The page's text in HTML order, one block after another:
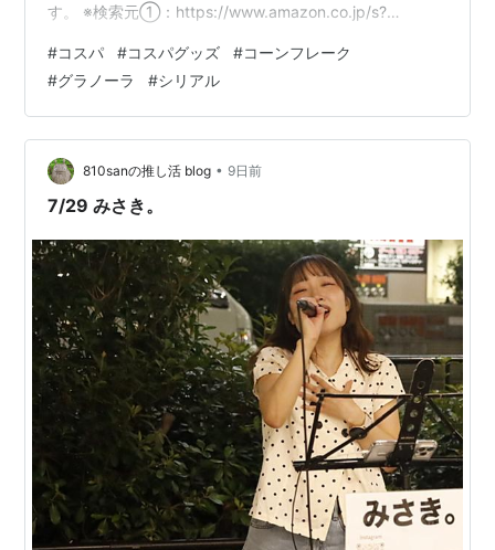
す。 ※検索元①：https://www.amazon.co.jp/s?
%E3%83%AC%E3%83%BC%E3%82%AF&i=food-
beverage&rh=n%3A57239051%2Cp_72%3A82363051
&dc&__mk_ja_JP=%E3%82%AB%E3%82%BF%E3%82%
A…
#コスパ #コスパグッズ #コーンフレーク
#グラノーラ #シリアル
810sanの推し活 blog • 9日前
7/29 みさき。